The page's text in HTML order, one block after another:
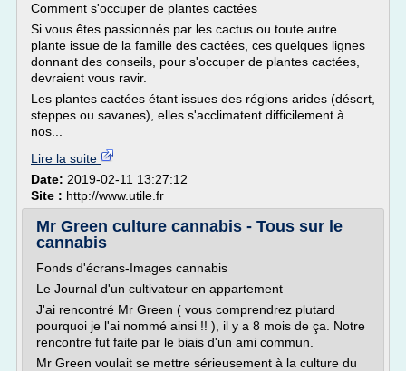
Comment s'occuper de plantes cactées
Si vous êtes passionnés par les cactus ou toute autre
plante issue de la famille des cactées, ces quelques lignes
donnant des conseils, pour s'occuper de plantes cactées,
devraient vous ravir.
Les plantes cactées étant issues des régions arides (désert,
steppes ou savanes), elles s'acclimatent difficilement à
nos...
Lire la suite
Date: 2019-02-11 13:27:12
Site : http://www.utile.fr
Mr Green culture cannabis - Tous sur le
cannabis
Fonds d'écrans-Images cannabis
Le Journal d'un cultivateur en appartement
J'ai rencontré Mr Green ( vous comprendrez plutard
pourquoi je l'ai nommé ainsi !! ), il y a 8 mois de ça. Notre
rencontre fut faite par le biais d'un ami commun.
Mr Green voulait se mettre sérieusement à la culture du